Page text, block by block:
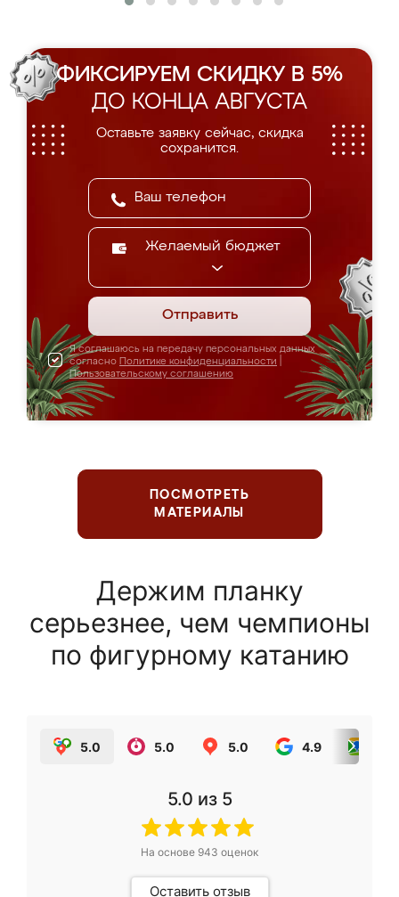
ФИКСИРУЕМ СКИДКУ В 5%
ДО КОНЦА АВГУСТА
Оставьте заявку сейчас, скидка
сохранится.
Желаемый бюджет
Отправить
Я соглашаюсь на передачу персональных данных
согласно Политике конфиденциальности
Пользовательскому соглашению
ПОСМОТРЕТЬ
МАТЕРИАЛЫ
Держим планку
серьезнее, чем чемпионы
по фигурному катанию
5.0 5.0 5.0 4.9
5.0 из 5
На основе 943 оценок
Оставить отзыв